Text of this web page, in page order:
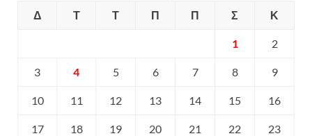
Δ
Τ Τ Π Π Σ Κ
1 2
3 4 5 6 7 8 9
10 11 12 13 14 15 16
17 18 19 20 21 22 23